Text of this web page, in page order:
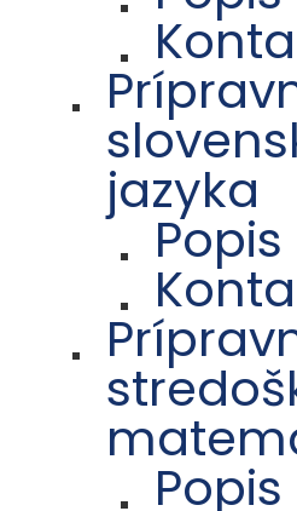
jazyka
Popis
Popis